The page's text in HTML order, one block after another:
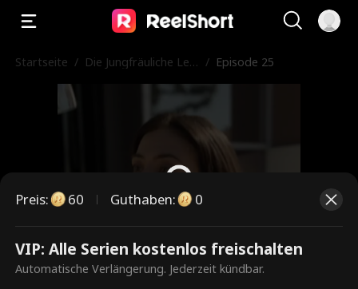
Startseite / Die Jungfräuliche Leih / Episode 25
Dies ist eine kostenpflichtige
Episode. Bitte entsperren, um
Preis: 60 Guthaben: 0
VIP: Alle Serien kostenlos freischalten
Automatische Verlängerung. Jederzeit kündbar.